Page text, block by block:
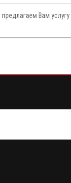
Вам услугу